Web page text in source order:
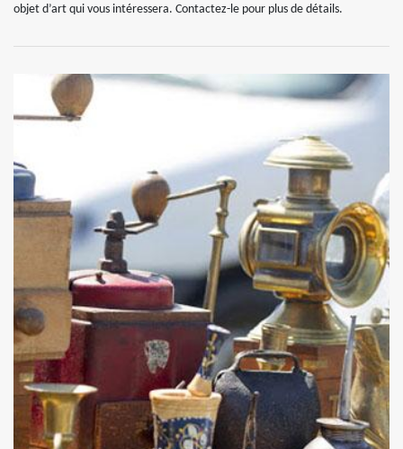
objet d’art qui vous intéressera. Contactez-le pour plus de détails.